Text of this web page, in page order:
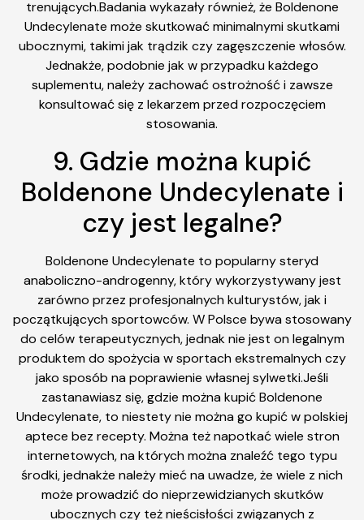
trenujących.Badania wykazały również, że Boldenone
Undecylenate może skutkować minimalnymi skutkami
ubocznymi, takimi jak trądzik czy zagęszczenie włosów.
Jednakże, podobnie jak w przypadku każdego
suplementu, należy zachować ostrożność i zawsze
konsultować się z lekarzem przed rozpoczęciem
stosowania.
9. Gdzie można kupić
Boldenone Undecylenate i
czy jest legalne?
Boldenone Undecylenate to popularny steryd
anaboliczno-androgenny, który wykorzystywany jest
zarówno przez profesjonalnych kulturystów, jak i
początkujących sportowców. W Polsce bywa stosowany
do celów terapeutycznych, jednak nie jest on legalnym
produktem do spożycia w sportach ekstremalnych czy
jako sposób na poprawienie własnej sylwetki.Jeśli
zastanawiasz się, gdzie można kupić Boldenone
Undecylenate, to niestety nie można go kupić w polskiej
aptece bez recepty. Można też napotkać wiele stron
internetowych, na których można znaleźć tego typu
środki, jednakże należy mieć na uwadze, że wiele z nich
może prowadzić do nieprzewidzianych skutków
ubocznych czy też nieścisłości związanych z